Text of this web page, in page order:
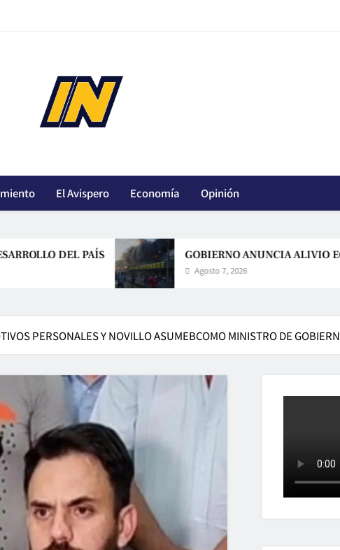
El Avispero Economía Opinión
DEL PAÍS GOBIERNO ANUNCIA ALIVIO
Agosto 7, 2026
PERSONALES Y NOVILLO ASUMEBCOMO MINISTRO DE